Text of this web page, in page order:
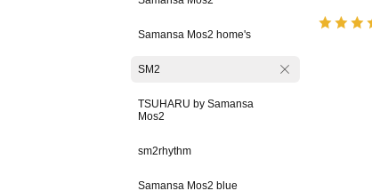
Samansa Mos2 home's
SM2
TSUHARU by Samansa
Mos2
sm2rhythm
Samansa Mos2 blue